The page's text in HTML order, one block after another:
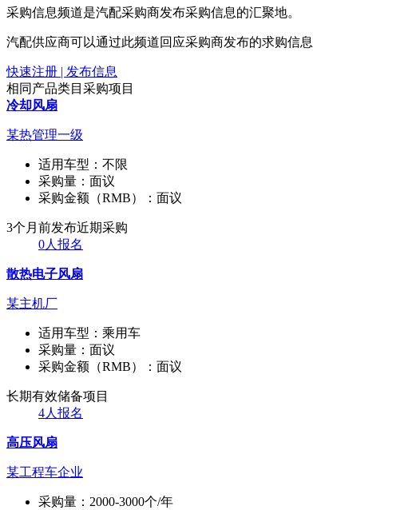
采购信息频道是汽配采购商发布采购信息的汇聚地。
汽配供应商可以通过此频道回应采购商发布的求购信息
快速注册 | 发布信息
相同产品类目采购项目
冷却风扇
某热管理一级
适用车型： 不限
采购量： 面议
采购金额（RMB）： 面议
3个月前发布近期采购
0人报名
散热电子风扇
某主机厂
适用车型： 乘用车
采购量： 面议
采购金额（RMB）： 面议
长期有效储备项目
4人报名
高压风扇
某工程车企业
采购量： 2000-3000个/年